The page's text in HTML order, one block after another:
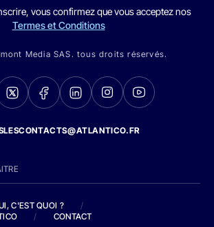
vous confirmez que vous acceptez nos
Termes et Conditions
Media SAS. tous droits réservés.
C'EST QUOI ?
/
/ CONTACT